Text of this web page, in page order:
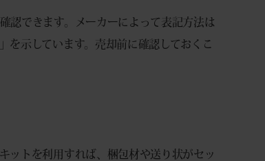
認できます。メーカーによって表記方法は
を示しています。売却前に確認しておくこ
ットを利用すれば、梱包材や送り状がセッ